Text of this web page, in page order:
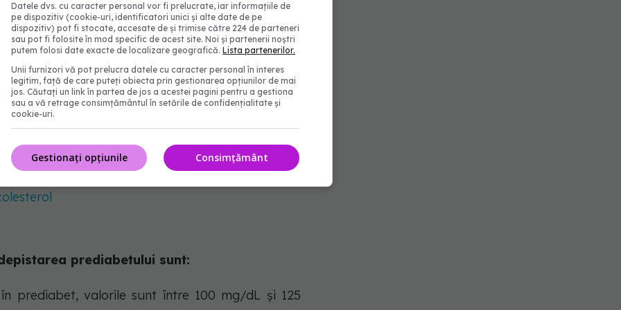
peste 45 de ani, însă în cazul prezenței
la orice vârstă. Printre factorii de risc amintim
tip 2 (rudă de gradul I diagnosticată),
obezitatea (IMC peste 30 kg/m2), sindromul de
lipsa activității fizice, profilul lipidic alterat
potrivit Classification and Diagnosis of
Diabetes.
prediabetului sunt:
prediabet, valorile sunt între 100 mg/dL și 125
Datele dvs. cu caracter personal vor fi prelucrate, iar informațiile de
pe dispozitiv (cookie-uri, identificatori unici și alte date de pe
dispozitiv) pot fi stocate, accesate de și trimise către 224 de parteneri
sau pot fi folosite în mod specific de acest site. Noi și partenerii noștri
putem folosi date exacte de localizare geografică. Lista partenerilor.
Unii furnizori vă pot prelucra datele cu caracter personal în interes
legitim, față de care puteți obiecta prin gestionarea opțiunilor de mai
jos. Căutați un link în partea de jos a acestei pagini pentru a gestiona
sau a vă retrage consimțământul în setările de confidențialitate și
cookie-uri.
Consimțământ
Gestionați opțiunile